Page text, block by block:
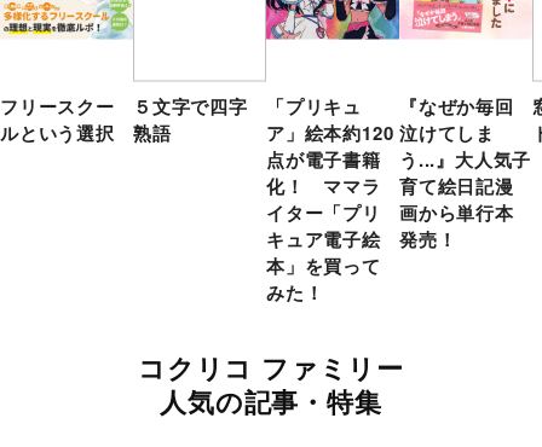
フリースクー
ルという選択
５文字で四字
熟語
「プリキュ
ア」絵本約120
点が電子書籍
化！ ママラ
イター「プリ
キュア電子絵
本」を買って
みた！
『なぜか毎回
泣けてしま
う...』大人気子
育て絵日記漫
画から単行本
発売！
コクリコ ファミリー
人気の記事・特集